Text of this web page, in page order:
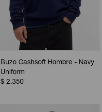
Buzo Cashsoft Hombre - Navy
Uniform
$ 2.350